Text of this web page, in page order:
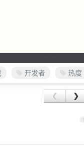
开发者 热度
❮ ❯
1